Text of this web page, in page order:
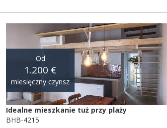
Od
1.200 €
miesięczny czynsz
Idealne mieszkanie tuż przy plaży
BHB-4215